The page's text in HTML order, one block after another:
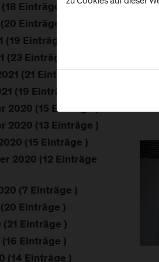
Einträge )
Einträge )
(19 Einträge )
(23 Einträge )
(21 Einträge )
(19 Einträge )
2020 (15 Einträge )
2020 (13 Einträge )
(15 Einträge )
2020 (12 Einträge
(7 Einträge )
Einträge )
(21 Einträge )
(16 Einträge )
(14 Einträge )